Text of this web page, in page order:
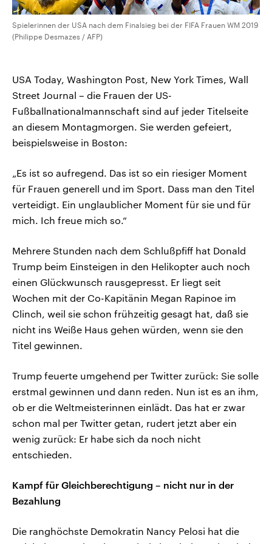
Spielerinnen der USA nach dem Finalsieg bei der FIFA Frauen WM 2019
(Philippe Desmazes / AFP)
USA Today, Washington Post, New York Times, Wall
Street Journal – die Frauen der US-
Fußballnationalmannschaft sind auf jeder Titelseite
an diesem Montagmorgen. Sie werden gefeiert,
beispielsweise in Boston:
„Es ist so aufregend. Das ist so ein riesiger Moment
für Frauen generell und im Sport. Dass man den Titel
verteidigt. Ein unglaublicher Moment für sie und für
mich. Ich freue mich so.“
Mehrere Stunden nach dem Schlußpfiff hat Donald
Trump beim Einsteigen in den Helikopter auch noch
einen Glückwunsch rausgepresst. Er liegt seit
Wochen mit der Co-Kapitänin Megan Rapinoe im
Clinch, weil sie schon frühzeitig gesagt hat, daß sie
nicht ins Weiße Haus gehen würden, wenn sie den
Titel gewinnen.
Trump feuerte umgehend per Twitter zurück: Sie solle
erstmal gewinnen und dann reden. Nun ist es an ihm,
ob er die Weltmeisterinnen einlädt. Das hat er zwar
schon mal per Twitter getan, rudert jetzt aber ein
wenig zurück: Er habe sich da noch nicht
entschieden.
Kampf für Gleichberechtigung – nicht nur in der
Bezahlung
Die ranghöchste Demokratin Nancy Pelosi hat die